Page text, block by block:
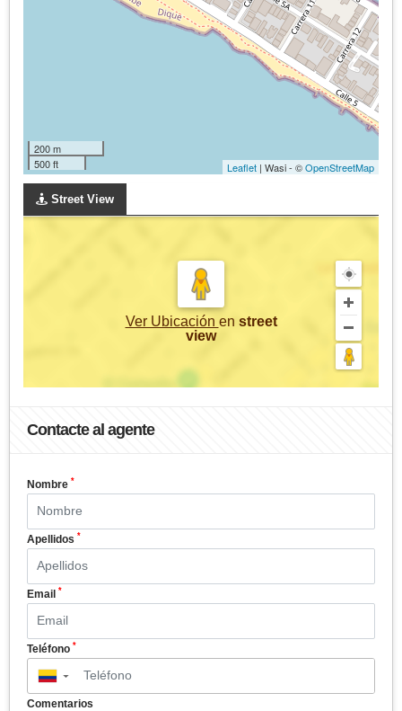
200 m
500 ft
Leaflet | Wasi - ©OpenStreetMap
Street View
Ver Ubicación en street
view
Contacte al agente
Nombre *
Apellidos *
Email *
Teléfono *
▼
Comentarios